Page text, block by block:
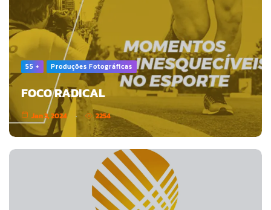
55 + Produções Fotográficas
FOCO RADICAL
Jan 3, 2024 2254